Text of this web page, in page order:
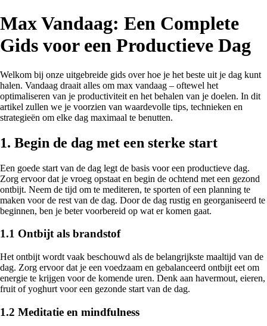
Max Vandaag: Een Complete
Gids voor een Productieve Dag
Welkom bij onze uitgebreide gids over hoe je het beste uit je dag kunt
halen. Vandaag draait alles om max vandaag – oftewel het
optimaliseren van je productiviteit en het behalen van je doelen. In dit
artikel zullen we je voorzien van waardevolle tips, technieken en
strategieën om elke dag maximaal te benutten.
1. Begin de dag met een sterke start
Een goede start van de dag legt de basis voor een productieve dag.
Zorg ervoor dat je vroeg opstaat en begin de ochtend met een gezond
ontbijt. Neem de tijd om te mediteren, te sporten of een planning te
maken voor de rest van de dag. Door de dag rustig en georganiseerd te
beginnen, ben je beter voorbereid op wat er komen gaat.
1.1 Ontbijt als brandstof
Het ontbijt wordt vaak beschouwd als de belangrijkste maaltijd van de
dag. Zorg ervoor dat je een voedzaam en gebalanceerd ontbijt eet om
energie te krijgen voor de komende uren. Denk aan havermout, eieren,
fruit of yoghurt voor een gezonde start van de dag.
1.2 Meditatie en mindfulness